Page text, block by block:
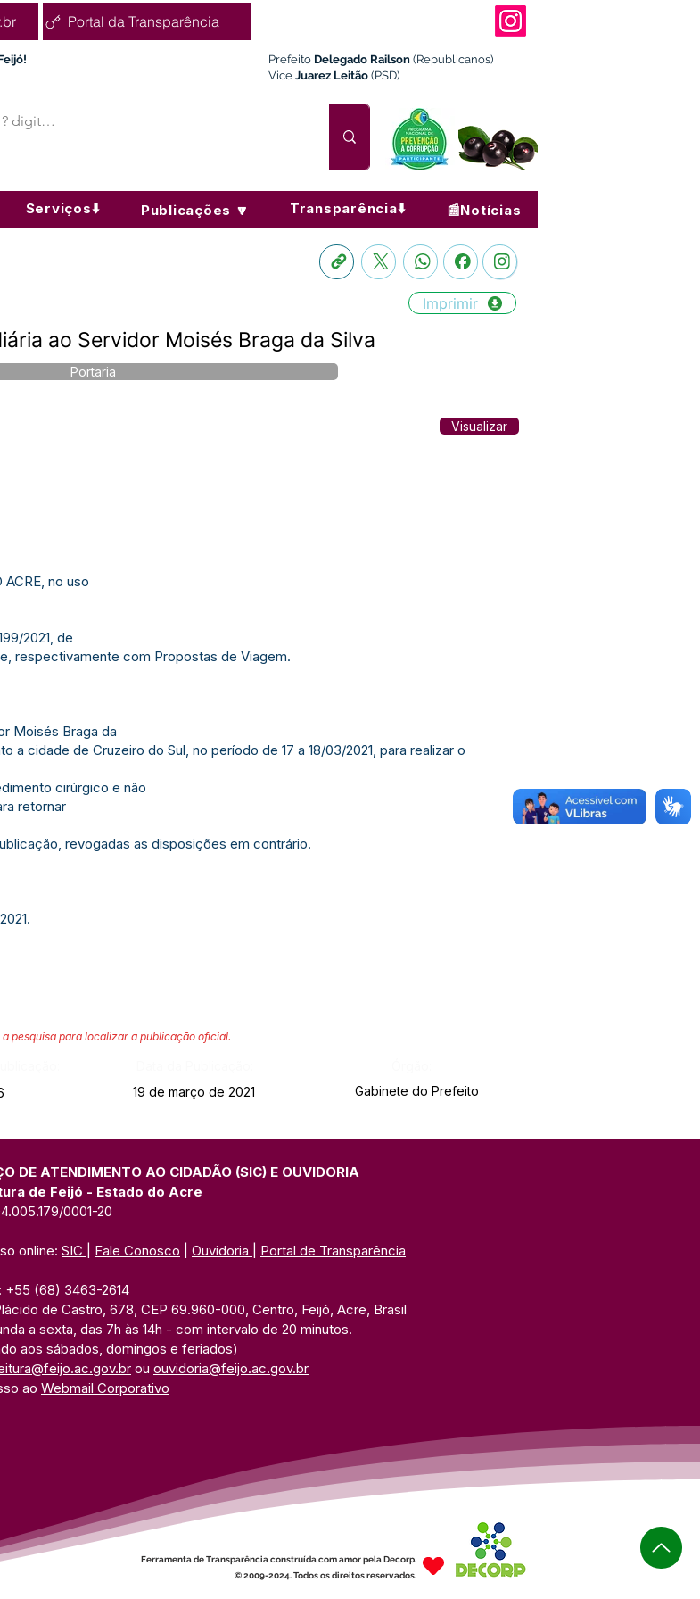
Portal da Transparência
Prefeito Delegado Railson (Republicanos)
Vice Juarez Leitão (PSD)
Serviços⬇️ Publicações 🔽 Transparência⬇️ 📰Notícias
Imprimir
ao Servidor Moisés Braga da Silva
Portaria
Visualizar
ACRE, no uso
2021, de
respectivamente com Propostas de Viagem.
Moisés Braga da
a cidade de Cruzeiro do Sul, no período de 17 a 18/03/2021, para realizar o
cirúrgico e não
retornar
revogadas as disposições em contrário.
pesquisa para localizar a publicação oficial.
19 de março de 2021 Gabinete do Prefeito
DE ATENDIMENTO AO CIDADÃO (SIC) E OUVIDORIA
de Feijó - Estado do Acre
0001-20
online: SIC Fale Conosco Ouvidoria Portal de Transparência
+55 (68) 3463-2614
de Castro, 678, CEP 69.960-000, Centro, Feijó, Acre, Brasil
a sexta, das 7h às 14h - com intervalo de 20 minutos.
aos sábados, domingos e feriados)
ou ouvidoria@feijo.ac.gov.br
ao Webmail Corporativo
Ferramenta de Transparência construída com amor pela Decorp.
© 2009-2024. Todos os direitos reservados.